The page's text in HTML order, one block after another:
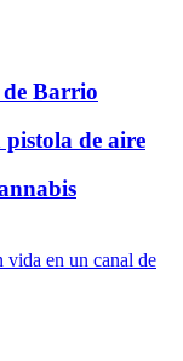
Barrio
de aire